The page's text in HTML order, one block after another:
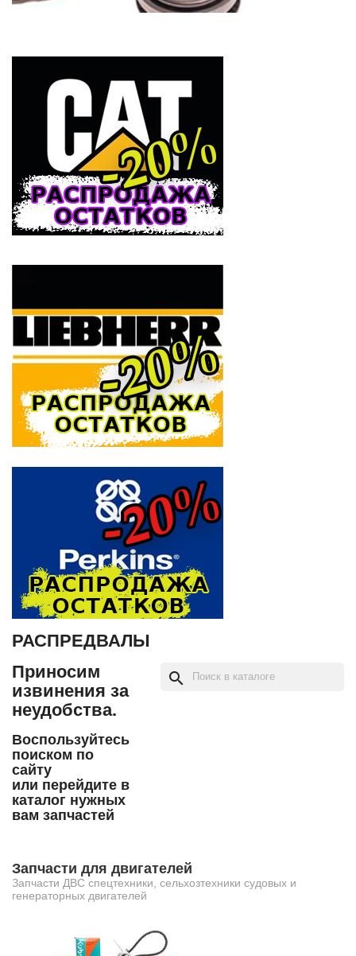
РАСПРЕДВАЛЫ
Приносим
извинения за
неудобства.
Воспользуйтесь
поиском по
сайту
или перейдите в
каталог нужных
вам запчастей
search
Запчасти для двигателей
Запчасти ДВС спецтехники, сельхозтехники судовых и
генераторных двигателей